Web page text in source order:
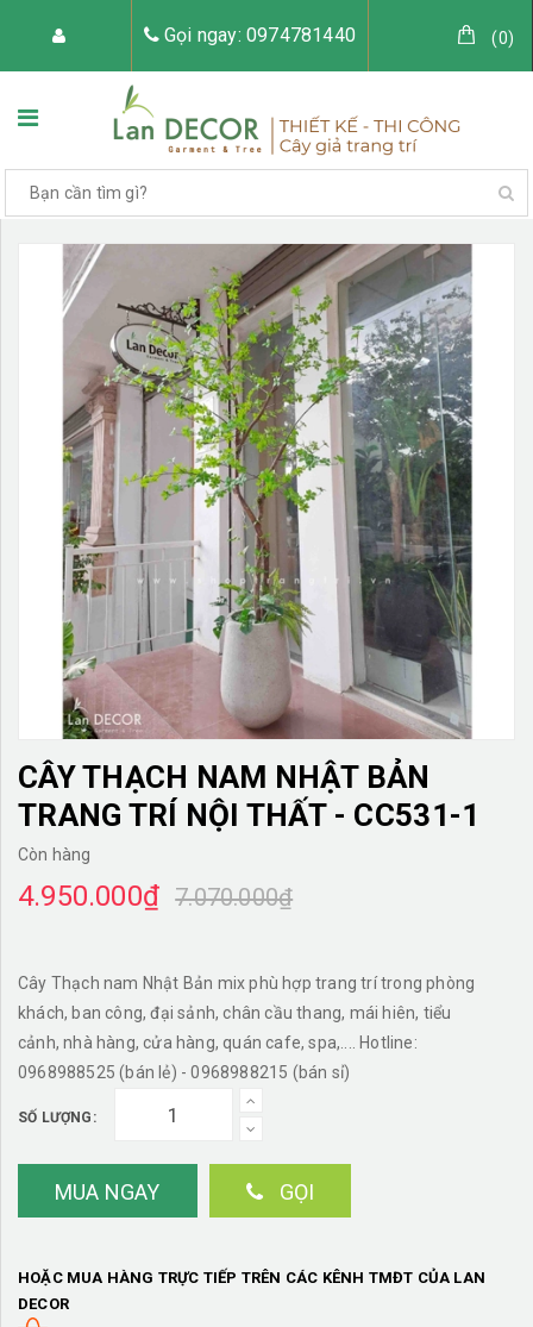
Gọi ngay: 0974781440 (0)
TRANG CHỦ VỀ LAN DECOR
CÂY GIẢ TRANG TRÍ TIỂU CẢNH CÂY GIẢ
TƯỜNG CÂY GIẢ KHĂN TRẢI BÀN
TƯ VẤN LIÊN HỆ
CÂY THẠCH NAM NHẬT BẢN
TRANG TRÍ NỘI THẤT - CC531-1
Còn hàng
4.950.000₫ 7.070.000₫
Cây Thạch nam Nhật Bản mix phù hợp trang trí trong phòng
khách, ban công, đại sảnh, chân cầu thang, mái hiên, tiểu
cảnh, nhà hàng, cửa hàng, quán cafe, spa,.... Hotline:
0968988525 (bán lẻ) - 0968988215 (bán sỉ)
SỐ LƯỢNG:
MUA NGAY GỌI
HOẶC MUA HÀNG TRỰC TIẾP TRÊN CÁC KÊNH TMĐT CỦA LAN
DECOR